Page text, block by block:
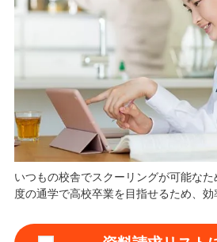
いつもの校舎でスクーリングが可能な
度の通学で高校卒業を目指せるため、効